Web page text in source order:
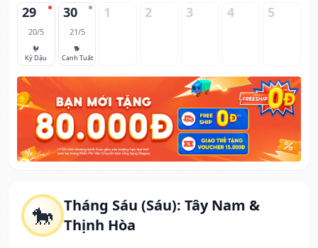
🐎 Tháng Sáu (Sáu): Tây Nam &
Thịnh Hòa
29
20/5
🐓
Kỷ Dậu
30
21/5
🐕
Canh Tuất
1 2 3 4 5